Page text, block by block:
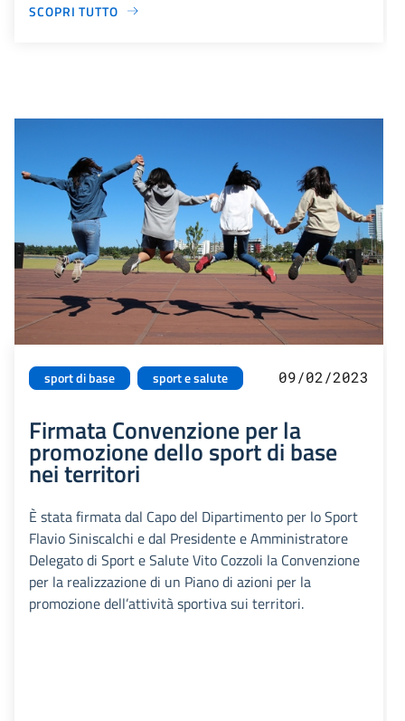
SCOPRI TUTTO
sport di base sport e salute 09/02/2023
Firmata Convenzione per la
promozione dello sport di base
nei territori
È stata firmata dal Capo del Dipartimento per lo Sport
Flavio Siniscalchi e dal Presidente e Amministratore
Delegato di Sport e Salute Vito Cozzoli la Convenzione
per la realizzazione di un Piano di azioni per la
promozione dell’attività sportiva sui territori.